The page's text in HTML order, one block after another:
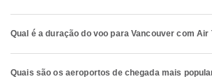
Qual é a duração do voo para Vancouver com Air
Quais são os aeroportos de chegada mais